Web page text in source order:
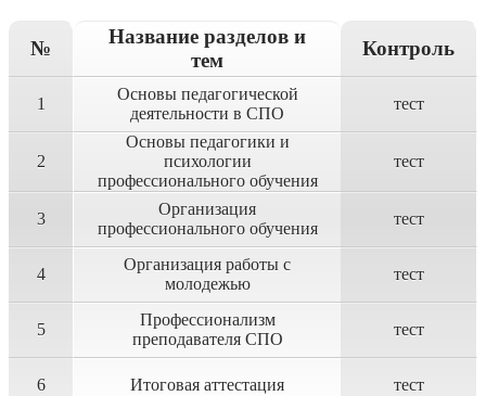
№
Название разделов и
тем
Контроль
1
Основы педагогической
деятельности в СПО
тест
2
Основы педагогики и
психологии
профессионального обучения
тест
3
Организация
профессионального обучения
тест
4
Организация работы с
молодежью
тест
5
Профессионализм
преподавателя СПО
тест
6 Итоговая аттестация тест